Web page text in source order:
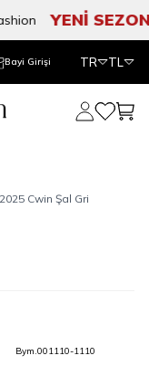
YENİ SEZON
Bayi Girişi TR TL
Hesabım
2025 Cwin Şal Gri
Bym.001110-1110